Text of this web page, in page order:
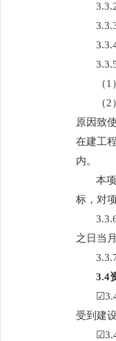
（
（
原因致
在建工
内。
本
标，对
3.3.
之日当
3.4
受到建